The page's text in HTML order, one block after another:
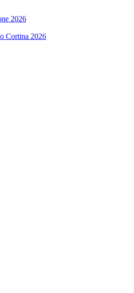
2026
Cortina 2026